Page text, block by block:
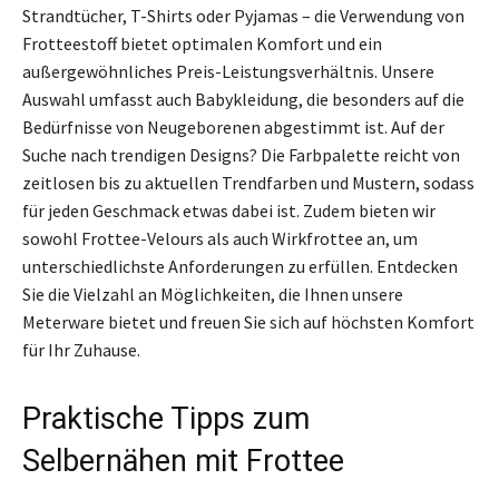
Strandtücher, T-Shirts oder Pyjamas – die Verwendung von
Frotteestoff bietet optimalen Komfort und ein
außergewöhnliches Preis-Leistungsverhältnis. Unsere
Auswahl umfasst auch Babykleidung, die besonders auf die
Bedürfnisse von Neugeborenen abgestimmt ist. Auf der
Suche nach trendigen Designs? Die Farbpalette reicht von
zeitlosen bis zu aktuellen Trendfarben und Mustern, sodass
für jeden Geschmack etwas dabei ist. Zudem bieten wir
sowohl Frottee-Velours als auch Wirkfrottee an, um
unterschiedlichste Anforderungen zu erfüllen. Entdecken
Sie die Vielzahl an Möglichkeiten, die Ihnen unsere
Meterware bietet und freuen Sie sich auf höchsten Komfort
für Ihr Zuhause.
Praktische Tipps zum
Selbernähen mit Frottee